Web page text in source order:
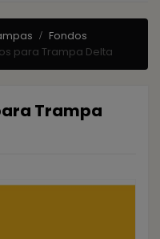
Fondos
para Trampa Delta
Trampa